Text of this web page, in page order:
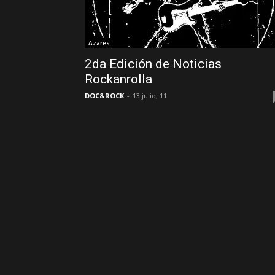
Azares
2da Edición de Noticias
Rockanrolla
DOC&ROCK - 13 julio, 11